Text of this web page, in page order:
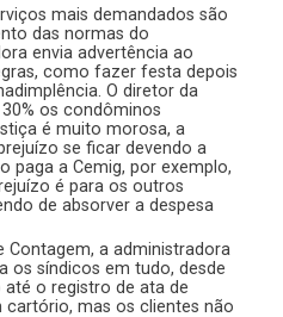
mais demandados são
das normas do
envia advertência ao
como fazer festa depois
O diretor da
os condôminos
é muito morosa, a
se ficar devendo a
paga a Cemig, por exemplo,
é para os outros
de absorver a despesa
Contagem, a administradora
os síndicos em tudo, desde
o registro de ata de
mas os clientes não